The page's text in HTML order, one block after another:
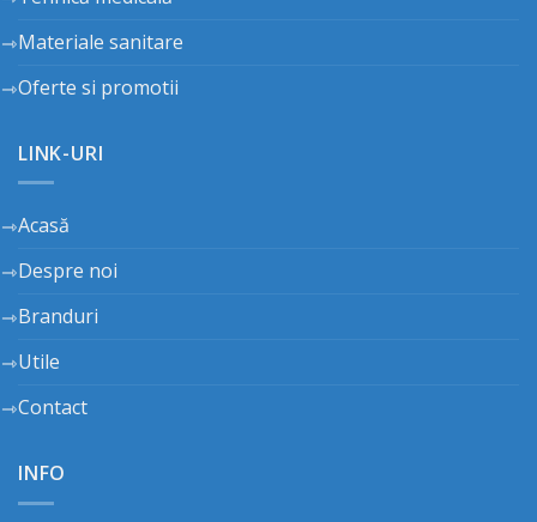
Materiale sanitare
Oferte si promotii
LINK-URI
Acasă
Despre noi
Branduri
Utile
Contact
INFO